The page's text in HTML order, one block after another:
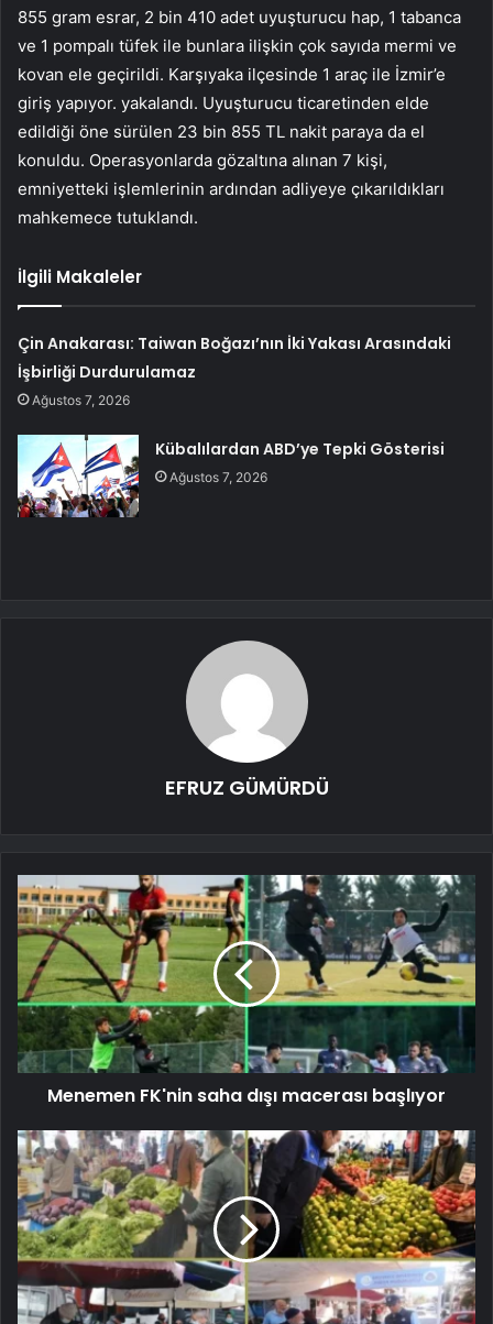
855 gram esrar, 2 bin 410 adet uyuşturucu hap, 1 tabanca
ve 1 pompalı tüfek ile bunlara ilişkin çok sayıda mermi ve
kovan ele geçirildi. Karşıyaka ilçesinde 1 araç ile İzmir’e
giriş yapıyor. yakalandı. Uyuşturucu ticaretinden elde
edildiği öne sürülen 23 bin 855 TL nakit paraya da el
konuldu. Operasyonlarda gözaltına alınan 7 kişi,
emniyetteki işlemlerinin ardından adliyeye çıkarıldıkları
mahkemece tutuklandı.
İlgili Makaleler
Çin Anakarası: Taiwan Boğazı’nın İki Yakası Arasındaki
İşbirliği Durdurulamaz
Ağustos 7, 2026
Kübalılardan ABD’ye Tepki Gösterisi
Ağustos 7, 2026
EFRUZ GÜMÜRDÜ
Menemen FK'nin saha dışı macerası başlıyor